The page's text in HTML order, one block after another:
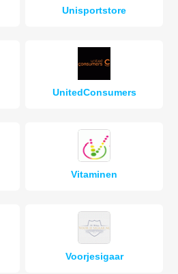
Unisportstore
UnitedConsumers
Vitaminen
Voorjesigaar